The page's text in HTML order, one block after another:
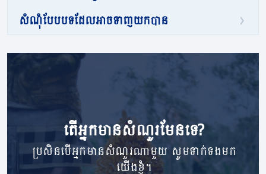
សំណុំបែបបទដែលអាចទាញយកបាន
តើ​អ្នក​មាន​សំណួរ​មែនទេ?
ប្រសិនបើអ្នកមានសំណួរណាមួយ សូមទាក់ទងមក
យើងខ្ញុំ។